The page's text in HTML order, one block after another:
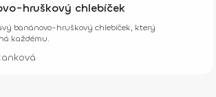
hruškový chlebíček
banánovo-hruškový chlebíček, který
každému.